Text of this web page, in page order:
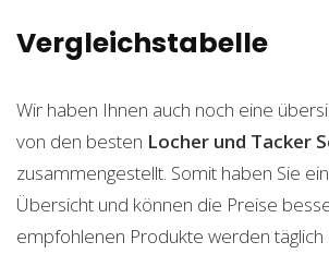
Vergleichstabelle
Wir haben Ihnen auch noch eine
von den besten Locher und Tacker
zusammengestellt. Somit haben Sie
Übersicht und können die Preise
empfohlenen Produkte werden täglich